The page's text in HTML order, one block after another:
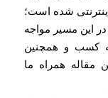
شده است؛
این مسیر مواجه
کسب و همچنین
مقاله همراه ما